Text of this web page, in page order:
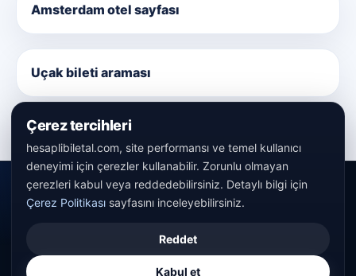
Amsterdam otel sayfası
Uçak bileti araması
Kullanım Şartları
info@hesaplibiletal.com
Ana sayfa
Çerez tercihleri
hesaplibiletal.com, site performansı ve temel kullanıcı
deneyimi için çerezler kullanabilir. Zorunlu olmayan
çerezleri kabul veya reddedebilirsiniz. Detaylı bilgi için
Çerez Politikası sayfasını inceleyebilirsiniz.
Reddet
Kabul et